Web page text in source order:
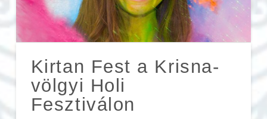
Kirtan Fest a Krisna-
völgyi Holi
Fesztiválon